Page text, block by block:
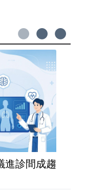
進診間成趨